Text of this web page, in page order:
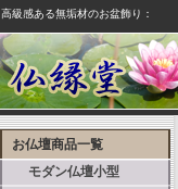
高級感ある無垢材のお盆飾り：
お仏壇商品一覧
モダン仏壇小型